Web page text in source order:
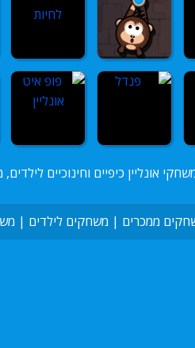
אונליין כיפיים וחינוכיים לילדים,
ממכרים | משחקים לילדים |